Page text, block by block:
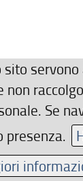
sito
Se
presenza.